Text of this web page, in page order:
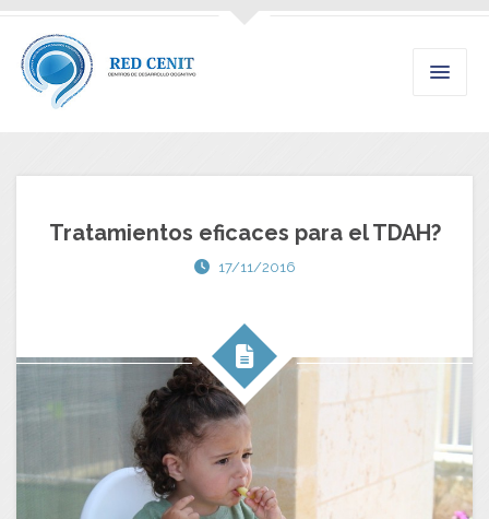
Tratamientos eficaces para el TDAH?
17/11/2016